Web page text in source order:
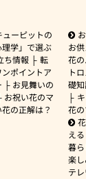
ューピットの
学」で選ぶ
ち情報
転
ポイントア
お見舞いの
お祝い花のマ
の正解は？
お
花
ト
礎
花
える
暮ら
楽
テ